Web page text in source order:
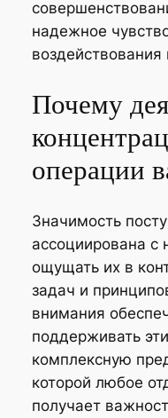
надежное
Почему
операции
Значимость
ассоциирована
ощущать их в
задач и
внимания
поддерживать
комплексную
которой любое
получает